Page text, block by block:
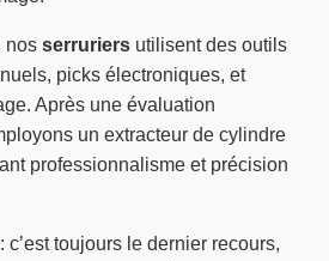
nos serruriers utilisent des outils
picks électroniques, et
Après une évaluation
un extracteur de cylindre
professionnalisme et précision
c’est toujours le dernier recours,